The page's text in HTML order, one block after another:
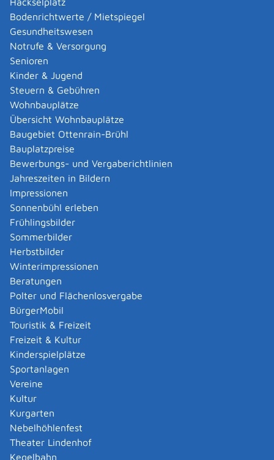
Bodenrichtwerte / Mietspiegel
Gesundheitswesen
Notrufe & Versorgung
Senioren
Kinder & Jugend
Steuern & Gebühren
Wohnbauplätze
Übersicht Wohnbauplätze
Baugebiet Ottenrain-Brühl
Bauplatzpreise
Bewerbungs- und Vergaberichtlinien
Jahreszeiten in Bildern
Impressionen
Sonnenbühl erleben
Frühlingsbilder
Sommerbilder
Herbstbilder
Winterimpressionen
Beratungen
Polter und Flächenlosvergabe
BürgerMobil
Touristik & Freizeit
Freizeit & Kultur
Kinderspielplätze
Sportanlagen
Vereine
Kultur
Kurgarten
Nebelhöhlenfest
Theater Lindenhof
Kegelbahn
Adressbuch - Eintrag sperren lassen
Akademische Gesundheitsberufe - Anerkennung der
Weiterbildung beantragen
Akademische Grade, Titel und Bezeichnungen bei
anerkannten Spätaussiedlern - Gradumwandlungen
beantragen
Akademische Grade, Titel und Bezeichnungen von
ausländischen Hochschulen führen
Akteneinsicht in und außerhalb von
Verwaltungsverfahren beantragen
Allgemein bildende Schulen - zur Abendrealschule
anmelden
Als berechtigte Person Fahrzeugregisterauskunft
(Halterauskunft) beantragen
Als Servicedienstleisterin oder Servicedienstleister
im Rahmen der Geldwäscheaufsicht registrieren
Altenpfleger, Arbeitserzieher, Haus- und
Familienpfleger, Heilerziehungsassistent,
Heilpädagoge, Jugend- und Heimerzieher,
Sozialarbeiter, Sozialpädagoge mit ausländischer
Berufsausbildung – Erlaubnis zur Führung der
Berufsbezeichnung beantragen
Altersrente - Rente bei vorzeitigem Eintritt in den
Ruhestand beantragen
Altersrente für besonders langjährig Versicherte
beantragen
Altersrente für schwerbehinderte Menschen
beantragen
Amtliche Meldebestätigung ausstellen
Andere Strafanzeige stellen
Änderung bezüglich des Betriebs gentechnischer